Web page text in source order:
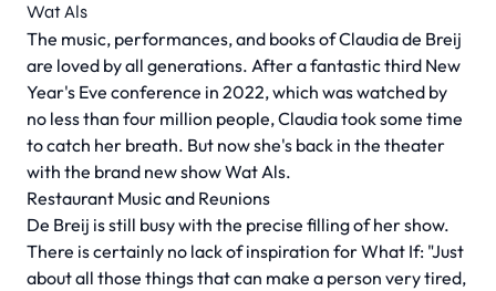
Wat Als
The music, performances, and books of Claudia de Breij
are loved by all generations. After a fantastic third New
Year's Eve conference in 2022, which was watched by
no less than four million people, Claudia took some time
to catch her breath. But now she's back in the theater
with the brand new show Wat Als.
Restaurant Music and Reunions
De Breij is still busy with the precise filling of her show.
There is certainly no lack of inspiration for What If: "Just
about all those things that can make a person very tired,